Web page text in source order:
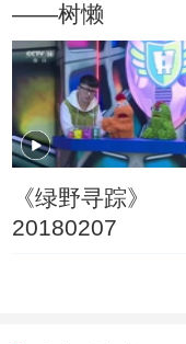
——树懒
《绿野寻踪》
20180207